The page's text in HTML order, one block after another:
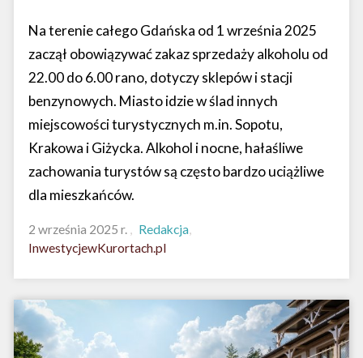
Na terenie całego Gdańska od 1 września 2025
zaczął obowiązywać zakaz sprzedaży alkoholu od
22.00 do 6.00 rano, dotyczy sklepów i stacji
benzynowych. Miasto idzie w ślad innych
miejscowości turystycznych m.in. Sopotu,
Krakowa i Giżycka. Alkohol i nocne, hałaśliwe
zachowania turystów są często bardzo uciążliwe
dla mieszkańców.
2 września 2025 r.
Redakcja
InwestycjewKurortach.pl